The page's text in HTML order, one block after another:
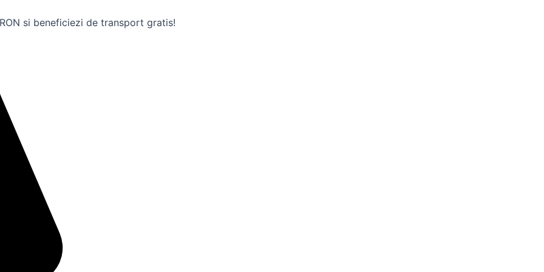
si beneficiezi de transport gratis!